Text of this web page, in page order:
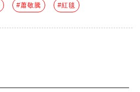
#蕭敬騰 #紅毯